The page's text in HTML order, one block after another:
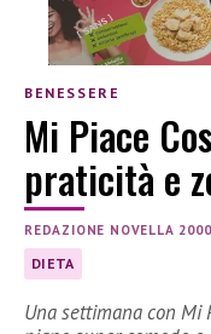
BENESSERE
Mi Piace
praticità e
REDAZIONE NOVELLA 2000
DIETA
Una settimana con Mi